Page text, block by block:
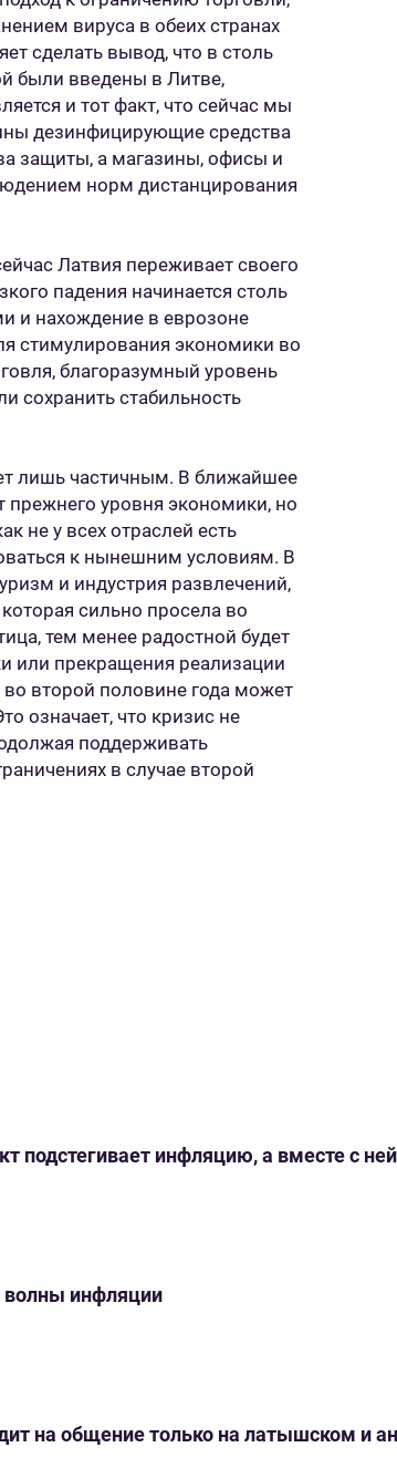
вируса в обеих странах
сделать вывод, что в столь
были введены в Литве,
и тот факт, что сейчас мы
дезинфицирующие средства
защиты, а магазины, офисы и
норм дистанцирования
Латвия переживает своего
падения начинается столь
и нахождение в еврозоне
стимулирования экономики во
благоразумный уровень
сохранить стабильность
лишь частичным. В ближайшее
уровня экономики, но
не у всех отраслей есть
к нынешним условиям. В
и индустрия развлечений,
сильно просела во
тем менее радостной будет
или прекращения реализации
второй половине года может
означает, что кризис не
поддерживать
в случае второй
подстегивает инфляцию, а вместе с
волны инфляции
на общение только на латышском и